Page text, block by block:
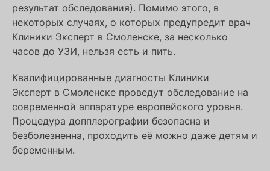
результат обследования). Помимо этого, в
некоторых случаях, о которых предупредит врач
Клиники Эксперт в Смоленске, за несколько
часов до УЗИ, нельзя есть и пить.
Квалифицированные диагносты Клиники
Эксперт в Смоленске проведут обследование на
современной аппаратуре европейского уровня.
Процедура допплерографии безопасна и
безболезненна, проходить её можно даже детям и
беременным.